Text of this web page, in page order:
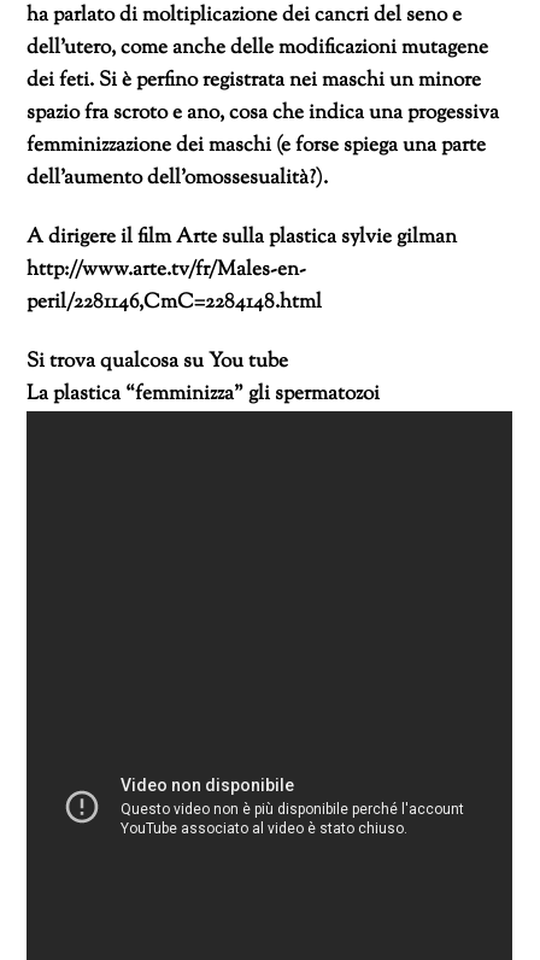
ha parlato di moltiplicazione dei cancri del seno e
dell’utero, come anche delle modificazioni mutagene
dei feti. Si è perfino registrata nei maschi un minore
spazio fra scroto e ano, cosa che indica una progessiva
femminizzazione dei maschi (e forse spiega una parte
dell’aumento dell’omossesualità?).
A dirigere il film Arte sulla plastica sylvie gilman
http://www.arte.tv/fr/Males-en-
peril/2281146,CmC=2284148.html
Si trova qualcosa su You tube
La plastica “femminizza” gli spermatozoi